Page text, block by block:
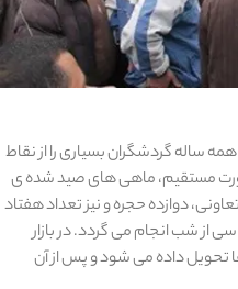
ساله گردشگران بسیاری را از نقاط
مستقیم، ماهی های صید شده ی
دوازده حجره و نیز تعداد هفتاد
از شب انجام می گردد. در بازار
تحویل داده می شود و پس از آن